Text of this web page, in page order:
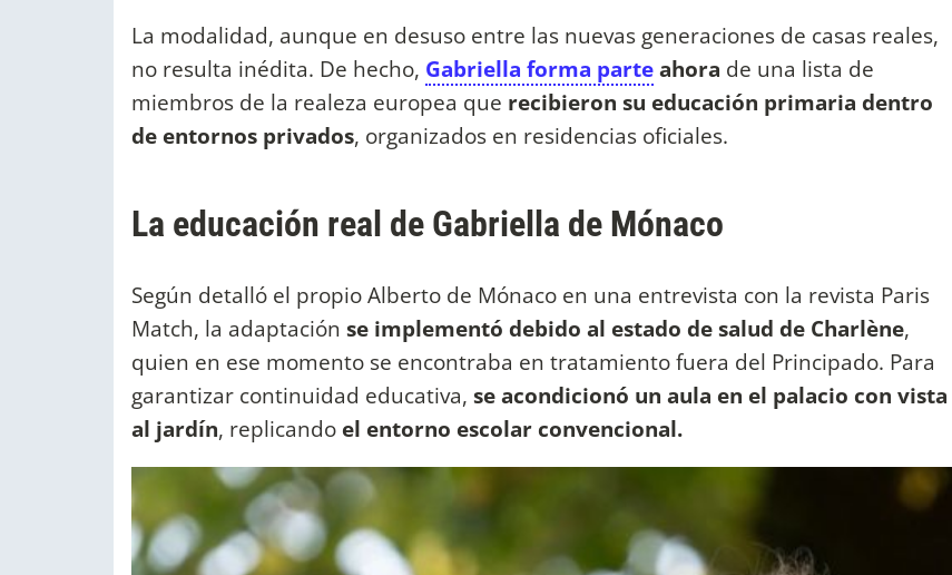
La modalidad, aunque en desuso entre las nuevas generaciones de casas reales,
no resulta inédita. De hecho, Gabriella forma parteahora de una lista de
miembros de la realeza europea que recibieron su educación primaria dentro
de entornos privados, organizados en residencias oficiales.
La educación real de Gabriella de Mónaco
Según detalló el propio Alberto de Mónaco en una entrevista con la revista Paris
Match, la adaptación se implementó debido al estado de salud de Charlène,
quien en ese momento se encontraba en tratamiento fuera del Principado. Para
garantizar continuidad educativa, se acondicionó un aula en el palacio con vista
al jardín, replicando el entorno escolar convencional.